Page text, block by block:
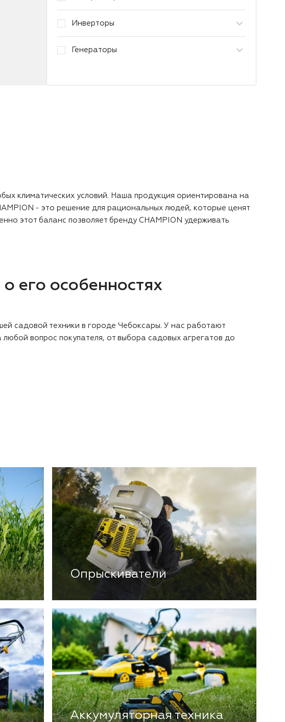
Инверторы
Генераторы
климатических условий. Наша продукция ориентирована на
- это решение для рациональных людей, которые ценят
этот баланс позволяет бренду CHAMPION удерживать
его особенностях
садовой техники в городе Чебоксары. У нас работают
вопрос покупателя, от выбора садовых агрегатов до
Опрыскиватели
Аккумуляторная техника